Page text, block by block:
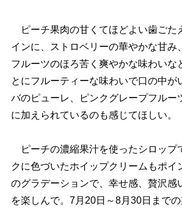
ピーチ果肉の甘くてほどよい歯ごた
インに、ストロベリーの華やかな甘み
フルーツのほろ苦く爽やかな味わいな
とにフルーティーな味わいで口の中が
バのピューレ、ピンクグレープフルー
に加えられているのも感じてほしい。
ピーチの濃縮果汁を使ったシロップ
クに色づいたホイップクリームもポイ
のグラデーションで、幸せ感、贅沢感
を楽しんで。7月20日～8月30日まで